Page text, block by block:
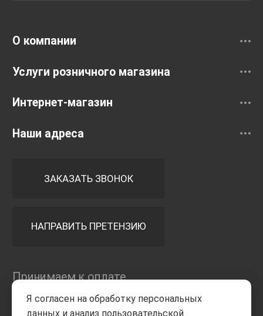
О компании
Услуги розничного магазина
Интернет-магазин
Наши адреса
ЗАКАЗАТЬ ЗВОНОК
НАПРАВИТЬ ПРЕТЕНЗИЮ
Принимаем к оплате
Я согласен на обработку персональных
данных и анализ пользовательской